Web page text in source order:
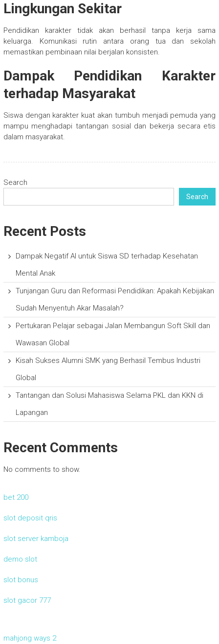
Lingkungan Sekitar
Pendidikan karakter tidak akan berhasil tanpa kerja sama
keluarga. Komunikasi rutin antara orang tua dan sekolah
memastikan pembinaan nilai berjalan konsisten.
Dampak Pendidikan Karakter
terhadap Masyarakat
Siswa dengan karakter kuat akan tumbuh menjadi pemuda yang
mampu menghadapi tantangan sosial dan bekerja secara etis
dalam masyarakat.
Search
Search
Recent Posts
Dampak Negatif AI untuk Siswa SD terhadap Kesehatan
Mental Anak
Tunjangan Guru dan Reformasi Pendidikan: Apakah Kebijakan
Sudah Menyentuh Akar Masalah?
Pertukaran Pelajar sebagai Jalan Membangun Soft Skill dan
Wawasan Global
Kisah Sukses Alumni SMK yang Berhasil Tembus Industri
Global
Tantangan dan Solusi Mahasiswa Selama PKL dan KKN di
Lapangan
Recent Comments
No comments to show.
bet 200
slot deposit qris
slot server kamboja
demo slot
slot bonus
slot gacor 777
mahjong ways 2